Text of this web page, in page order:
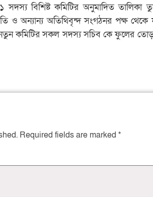
বিশিষ্ট কমিটির অনুমাদিত তালিকা
ও অন্যান্য অতিথিবৃন্দ সংগঠনর পক্ষ
কমিটির সকল সদস্য সচিব কে ফুলের
Required fields are marked *